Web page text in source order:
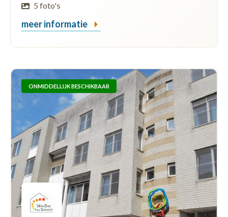
5 foto's
meer informatie
ONMIDDELLIJK BESCHIKBAAR